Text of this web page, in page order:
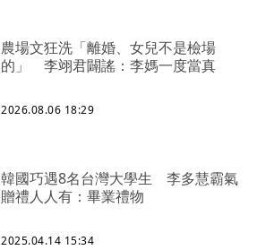
農場文狂洗「離婚、女兒不是檢場
的」 李翊君闢謠：李媽一度當真
2026.08.06 18:29
韓國巧遇8名台灣大學生 李多慧霸氣
贈禮人人有：畢業禮物
2025.04.14 15:34